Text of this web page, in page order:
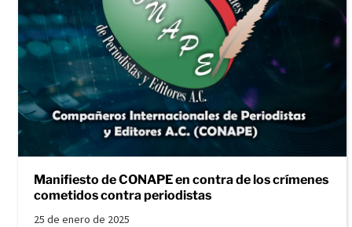
Manifiesto de CONAPE en contra de los crímenes
cometidos contra periodistas
25 de enero de 2025